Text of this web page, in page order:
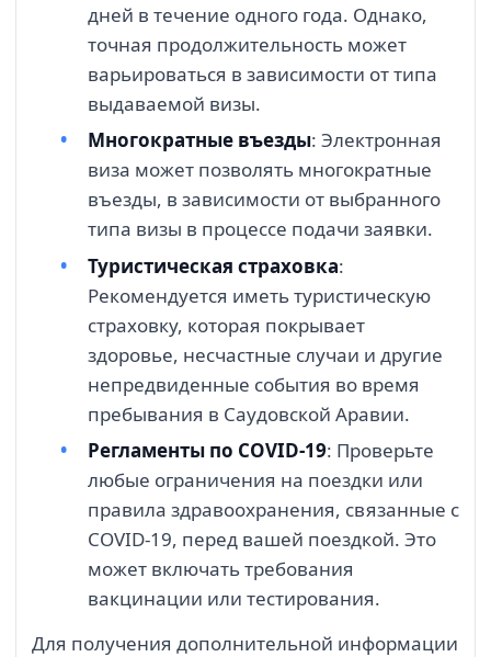
дней в течение одного года. Однако,
точная продолжительность может
варьироваться в зависимости от типа
выдаваемой визы.
Многократные въезды: Электронная
виза может позволять многократные
въезды, в зависимости от выбранного
типа визы в процессе подачи заявки.
Туристическая страховка:
Рекомендуется иметь туристическую
страховку, которая покрывает
здоровье, несчастные случаи и другие
непредвиденные события во время
пребывания в Саудовской Аравии.
Регламенты по COVID-19: Проверьте
любые ограничения на поездки или
правила здравоохранения, связанные с
COVID-19, перед вашей поездкой. Это
может включать требования
вакцинации или тестирования.
Для получения дополнительной информации